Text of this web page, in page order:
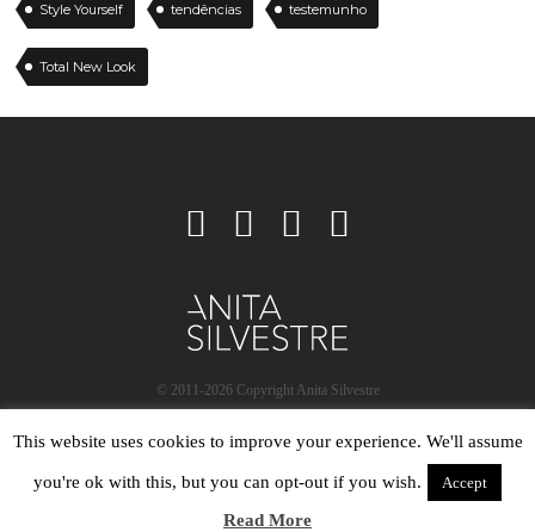
Style Yourself tendências testemunho
Total New Look
© 2011-2026 Copyright Anita Silvestre
This website uses cookies to improve your experience. We'll assume
you're ok with this, but you can opt-out if you wish. Accept
Read More